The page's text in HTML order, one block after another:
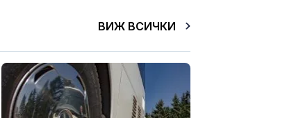
ВИЖ ВСИЧКИ